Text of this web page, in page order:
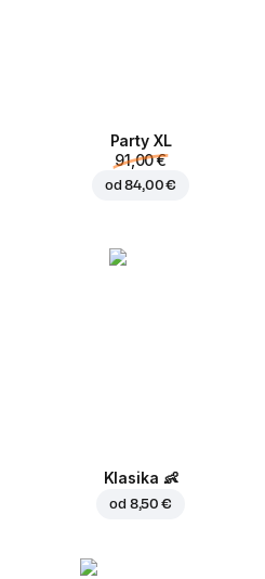
Party XL
91,00 €
od84,00 €
Klasika 👶
od 8,50 €